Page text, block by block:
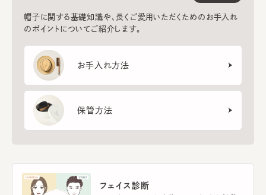
帽子に関する基礎知識や、長くご愛用いただくためのお手入れ
のポイントについてご紹介します。
お手入れ方法
保管方法
フェイス診断